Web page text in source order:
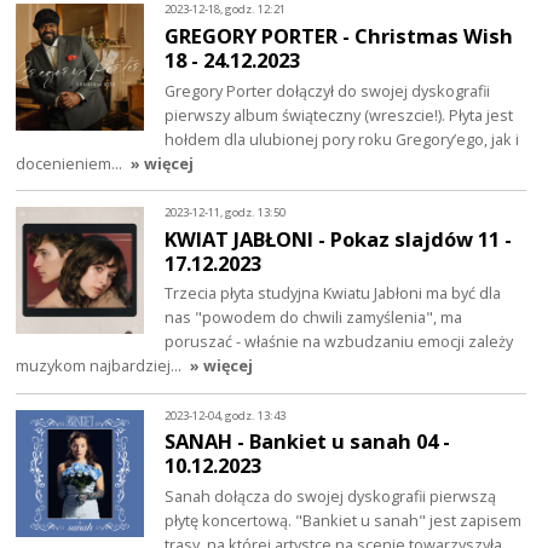
2023-12-18, godz. 12:21
GREGORY PORTER - Christmas Wish
18 - 24.12.2023
Gregory Porter dołączył do swojej dyskografii
pierwszy album świąteczny (wreszcie!). Płyta jest
hołdem dla ulubionej pory roku Gregory’ego, jak i
docenieniem… » więcej
2023-12-11, godz. 13:50
KWIAT JABŁONI - Pokaz slajdów 11 -
17.12.2023
Trzecia płyta studyjna Kwiatu Jabłoni ma być dla
nas "powodem do chwili zamyślenia", ma
poruszać - właśnie na wzbudzaniu emocji zależy
muzykom najbardziej… » więcej
2023-12-04, godz. 13:43
SANAH - Bankiet u sanah 04 -
10.12.2023
Sanah dołącza do swojej dyskografii pierwszą
płytę koncertową. "Bankiet u sanah" jest zapisem